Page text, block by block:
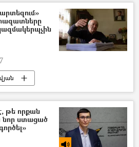
Գագիկ Ծառուկյան
թե որքան
նոր ստացած